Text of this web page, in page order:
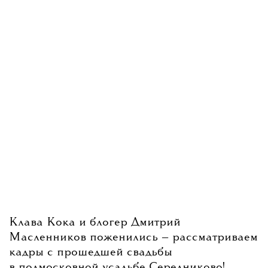
Клава Кока и блогер Дмитрий
Масленников поженились — рассматриваем
кадры с прошедшей свадьбы